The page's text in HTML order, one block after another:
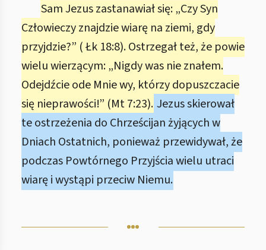
Sam Jezus zastanawiał się: „Czy Syn
Człowieczy znajdzie wiarę na ziemi, gdy
przyjdzie?” ( Łk 18:8). Ostrzegał też, że powie
wielu wierzącym: „Nigdy was nie znałem.
Odejdźcie ode Mnie wy, którzy dopuszczacie
się nieprawości!” (Mt 7:23). Jezus skierował
te ostrzeżenia do Chrześcijan żyjących w
Dniach Ostatnich, ponieważ przewidywał, że
podczas Powtórnego Przyjścia wielu utraci
wiarę i wystąpi przeciw Niemu.